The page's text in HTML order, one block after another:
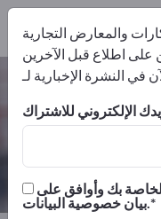
على الشركات
والموردين
والمعارض التجارية
على اطلاع قبل الآخرين
بيان خصوصية البيانات.